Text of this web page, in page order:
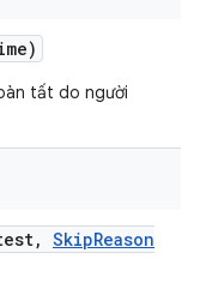
tất do người
, SkipReason